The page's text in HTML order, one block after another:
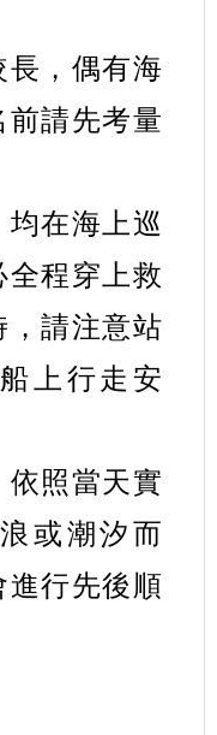
，偶有海
前請先考量
在海上巡
全程穿上救
，請注意站
上行走安
照當天實
或潮汐而
進行先後順